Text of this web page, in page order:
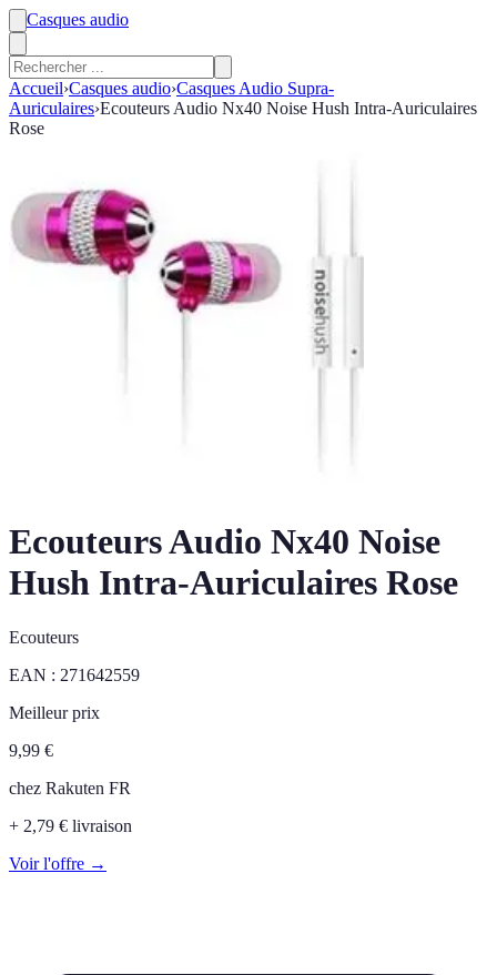
Casques audio
Accueil›Casques audio›Casques Audio Supra-
Auriculaires›Ecouteurs Audio Nx40 Noise Hush Intra-Auriculaires
Rose
Ecouteurs Audio Nx40 Noise
Hush Intra-Auriculaires Rose
Ecouteurs
EAN : 271642559
Meilleur prix
9,99 €
chez Rakuten FR
+ 2,79 € livraison
Voir l'offre →